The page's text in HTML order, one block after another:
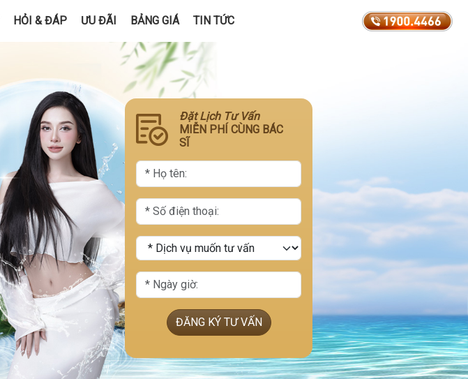
HỎI & ĐÁP ƯU ĐÃI BẢNG GIÁ TIN TỨC
Đặt Lịch Tư Vấn
MIỄN PHÍ CÙNG BÁC
SĨ
ĐĂNG KÝ TƯ VẤN